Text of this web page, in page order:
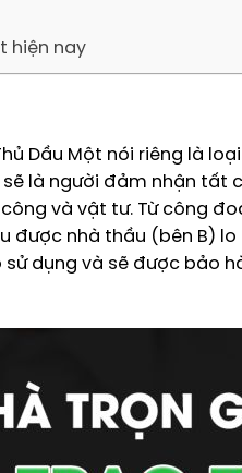
hiện nay
Dầu Một nói riêng là
là người đảm nhận tất
và vật tư. Từ công
được nhà thầu (bên B) lo
dụng và sẽ được bảo